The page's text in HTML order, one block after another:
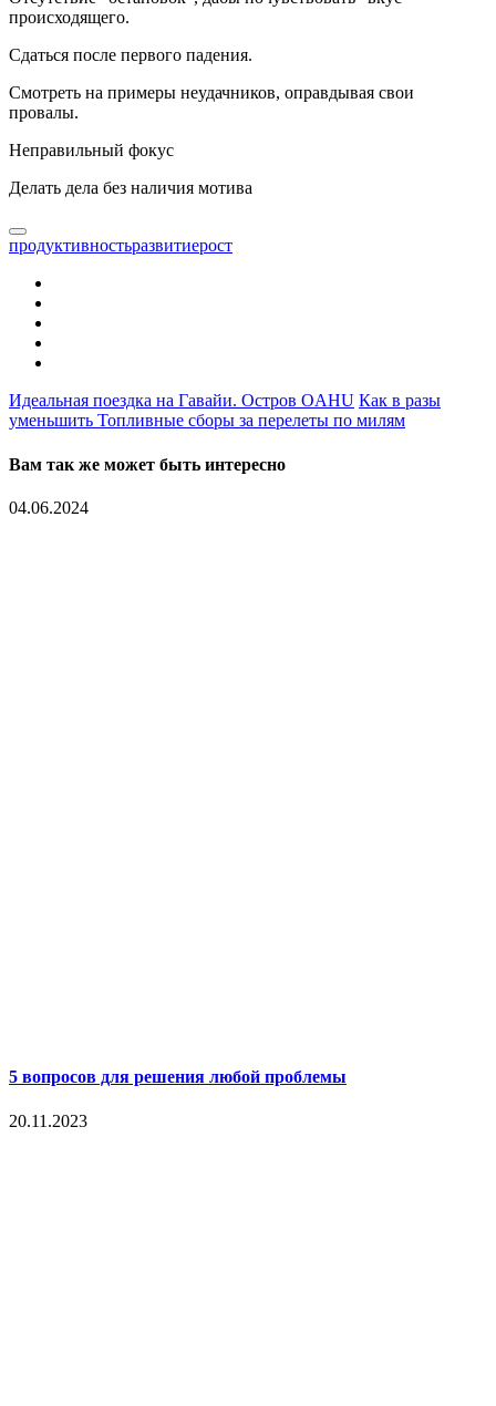
происходящего.
Сдаться после первого падения.
Смотреть на примеры неудачников, оправдывая свои
провалы.
Неправильный фокус
Делать дела без наличия мотива
продуктивностьразвитиерост
Идеальная поездка на Гавайи. Остров OAHU Как в разы
уменьшить Топливные сборы за перелеты по милям
Вам так же может быть интересно
04.06.2024
5 вопросов для решения любой проблемы
20.11.2023